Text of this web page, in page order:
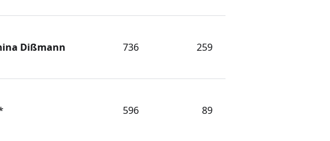
Dißmann 736 259
596 89